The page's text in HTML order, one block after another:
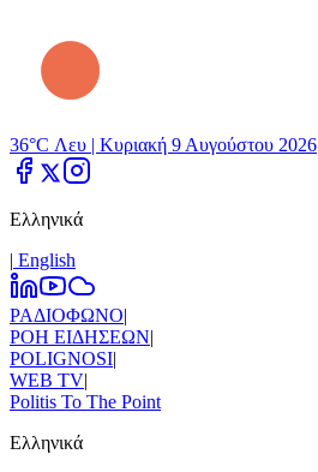
36°C Λευ | Κυριακή 9 Αυγούστου 2026
Ελληνικά
| Εnglish
ΡΑΔΙΟΦΩΝΟ|
ΡΟΗ ΕΙΔΗΣΕΩΝ|
POLIGNOSI|
WEB TV|
Politis To The Point
Ελληνικά